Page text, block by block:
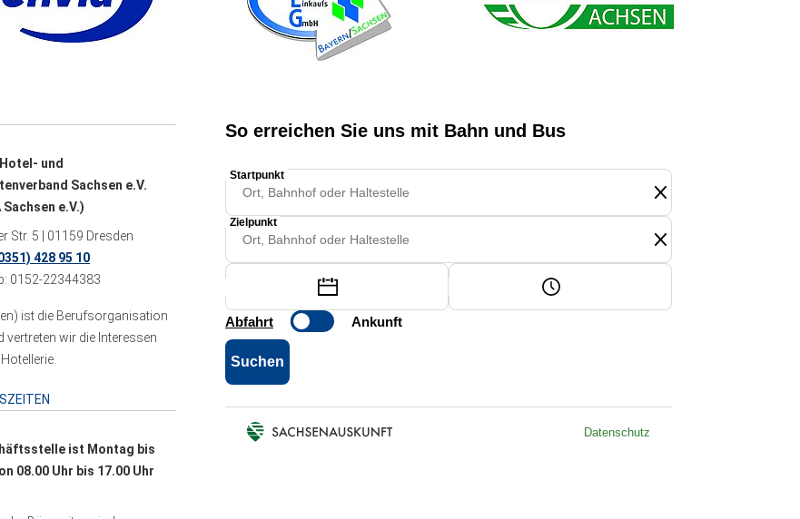
Hotel- und
Sachsen e.V.
Sachsen e.V.)
Str. 5 | 01159 Dresden
428 95 10
0152-22344383
ist die Berufsorganisation
wir die Interessen
ist Montag bis
08.00 Uhr bis 17.00 Uhr